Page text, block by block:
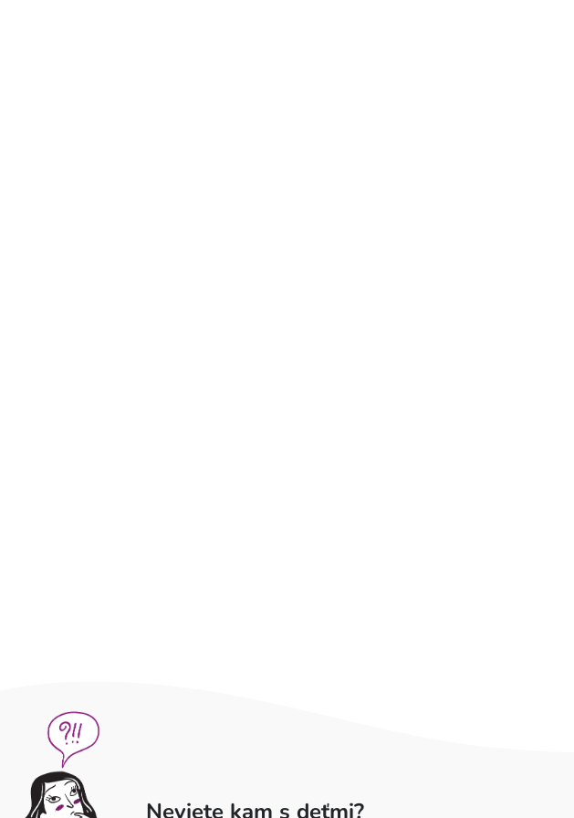
Neviete kam s deťmi?